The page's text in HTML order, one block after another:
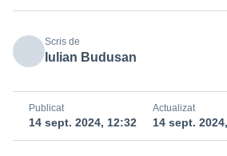
Scris de
Iulian Budusan
Publicat
14 sept. 2024, 12:32
Actualizat
14 sept.